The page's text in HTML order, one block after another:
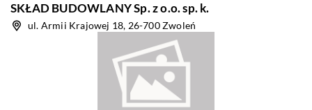
SKŁAD BUDOWLANY Sp. z o.o. sp. k.
ul. Armii Krajowej 18, 26-700 Zwoleń